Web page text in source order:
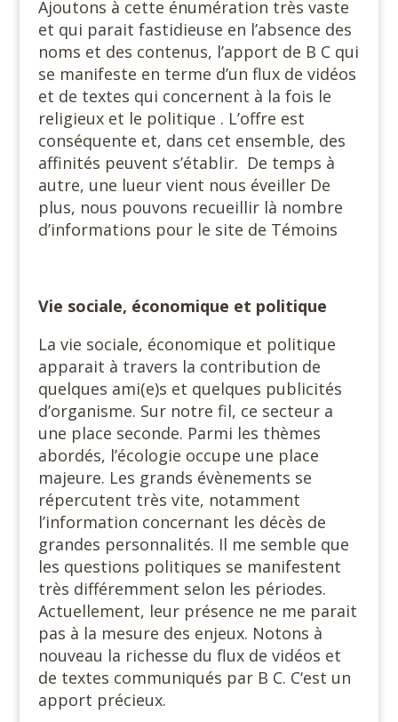
Ajoutons à cette énumération très vaste
et qui parait fastidieuse en l’absence des
noms et des contenus, l’apport de B C qui
se manifeste en terme d’un flux de vidéos
et de textes qui concernent à la fois le
religieux et le politique . L’offre est
conséquente et, dans cet ensemble, des
affinités peuvent s’établir. De temps à
autre, une lueur vient nous éveiller De
plus, nous pouvons recueillir là nombre
d’informations pour le site de Témoins
Vie sociale, économique et politique
La vie sociale, économique et politique
apparait à travers la contribution de
quelques ami(e)s et quelques publicités
d’organisme. Sur notre fil, ce secteur a
une place seconde. Parmi les thèmes
abordés, l’écologie occupe une place
majeure. Les grands évènements se
répercutent très vite, notamment
l’information concernant les décès de
grandes personnalités. Il me semble que
les questions politiques se manifestent
très différemment selon les périodes.
Actuellement, leur présence ne me parait
pas à la mesure des enjeux. Notons à
nouveau la richesse du flux de vidéos et
de textes communiqués par B C. C‘est un
apport précieux.